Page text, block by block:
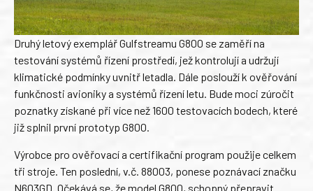
Druhý letový exemplář Gulfstreamu G800 se zaměří na
testování systémů řízení prostředí, jež kontrolují a udržují
klimatické podmínky uvnitř letadla. Dále poslouží k ověřování
funkčnosti avioniky a systémů řízení letu. Bude moci zúročit
poznatky získané při více než 1600 testovacích bodech, které
již splnil první prototyp G800.
Výrobce pro ověřovací a certifikační program použije celkem
tři stroje. Ten poslední, v.č. 88003, ponese poznávací značku
N603GD. Očekává se, že model G800, schopný přepravit